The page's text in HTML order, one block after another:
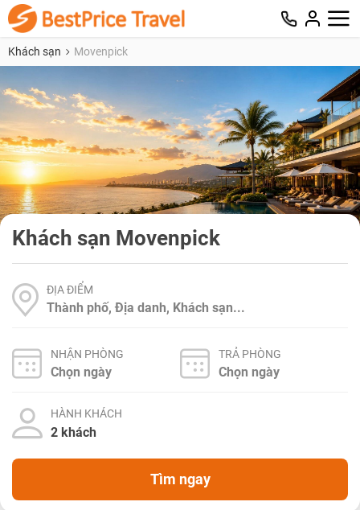
Khách sạn Movenpick
Khách sạn Movenpick
ĐỊA ĐIỂM
NHẬN PHÒNG TRẢ PHÒNG
HÀNH KHÁCH
Tìm ngay
TƯ VẤN NGAY
TƯ VẤN NGAY
TƯ VẤN NGAY